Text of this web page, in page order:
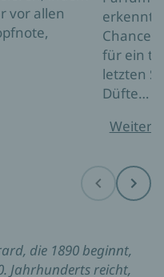
vor allen
erkennt
Chance
für ein
letzten
Düfte…
Before Next
die 1890 beginnt,
Jahrhunderts reicht,